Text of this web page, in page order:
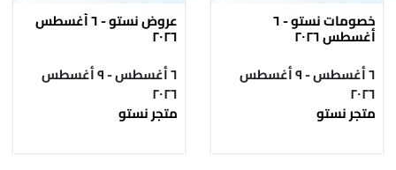
خصومات نستو - ٦
أغسطس ٢٠٢٦
٦ أغسطس - ٩ أغسطس
٢٠٢٦
متجر نستو
عروض نستو - ٦ أغسطس
٢٠٢٦
٦ أغسطس - ٩ أغسطس
٢٠٢٦
متجر نستو